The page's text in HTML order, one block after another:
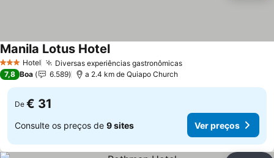
3 EstrelasHotel Diversas experiências gastronômicas
Manila Lotus Hotel
7,8 Boa 6.589 a 2.4 km de Quiapo Church
De € 31
Consulte os preços de 9 sites Ver preços